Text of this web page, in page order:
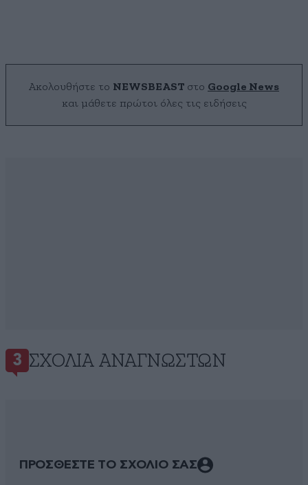
Ακολουθήστε το NEWSBEAST στο Google News
και μάθετε πρώτοι όλες τις ειδήσεις
3 ΣΧΌΛΙΑ ΑΝΑΓΝΩΣΤΏΝ
ΠΡΟΣΘΕΣΤΕ ΤΟ ΣΧΟΛΙΟ ΣΑΣ